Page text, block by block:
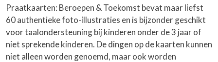
Praatkaarten: Beroepen & Toekomst bevat maar liefst
60 authentieke foto-illustraties en is bijzonder geschikt
voor taalondersteuning bij kinderen onder de 3 jaar of
niet sprekende kinderen. De dingen op de kaarten kunnen
niet alleen worden genoemd, maar ook worden